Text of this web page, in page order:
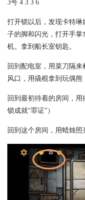
3号 4 3 3 6
打开锁以后，发现卡特琳
子的脚和闪光，打开手
机。拿到船长室钥匙。
回到配电室，用菜刀隔
风口，用撬棍拿到玩偶熊
回到最初待着的房间，
锁成就“罪证”）
回到这个房间，用蜡烛照